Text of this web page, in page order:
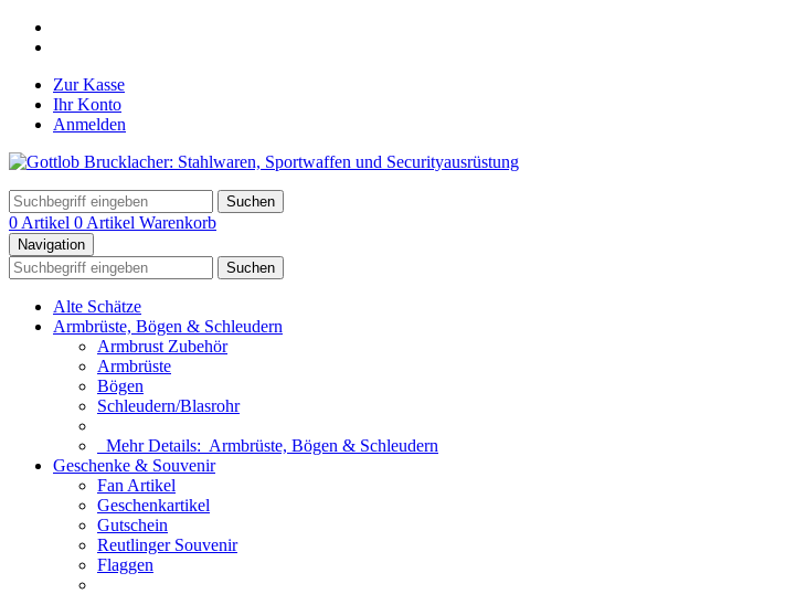
Zur Kasse
Ihr Konto
Anmelden
Suchen
0 Artikel 0 Artikel Warenkorb
Navigation
Suchen
Alte Schätze
Armbrüste, Bögen & Schleudern
Armbrust Zubehör
Armbrüste
Bögen
Schleudern/Blasrohr
Mehr Details: Armbrüste, Bögen & Schleudern
Geschenke & Souvenir
Fan Artikel
Geschenkartikel
Gutschein
Reutlinger Souvenir
Flaggen